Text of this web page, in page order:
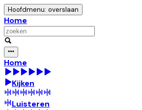
Hoofdmenu: overslaan
Home
Home
Kijken
Luisteren